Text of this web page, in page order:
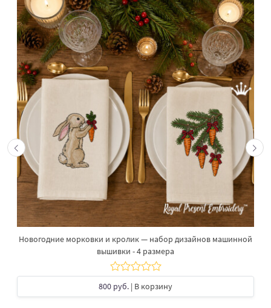
Новогодние морковки и кролик — набор дизайнов машинной
вышивки - 4 размера
800 руб. | В корзину